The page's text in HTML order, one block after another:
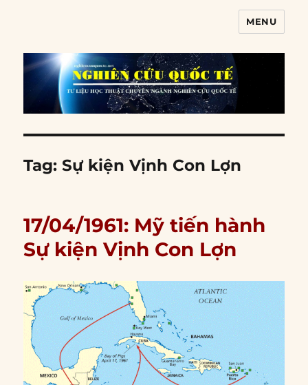
MENU
Tag:Sự kiện Vịnh Con Lợn
17/04/1961: Mỹ tiến hành
Sự kiện Vịnh Con Lợn